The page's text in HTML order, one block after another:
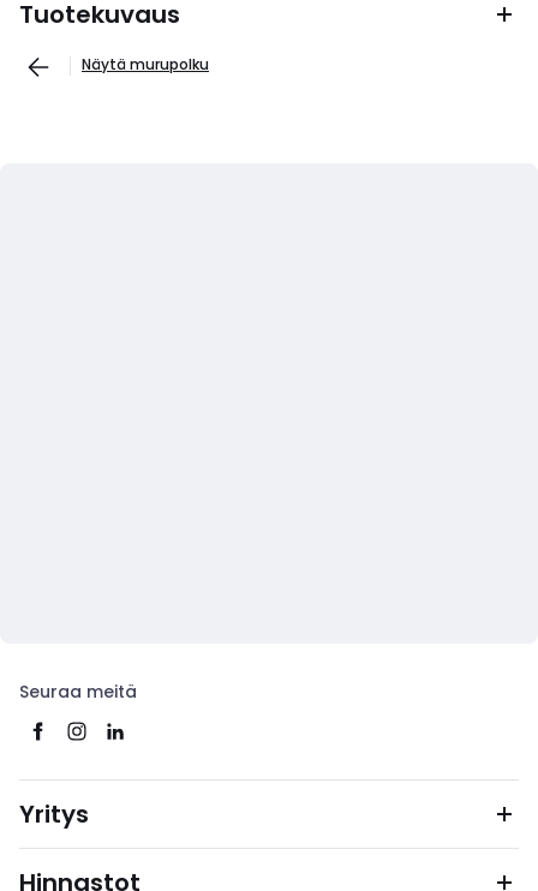
Tuotekuvaus
Näytä murupolku
Seuraa meitä
Yritys
Hinnastot